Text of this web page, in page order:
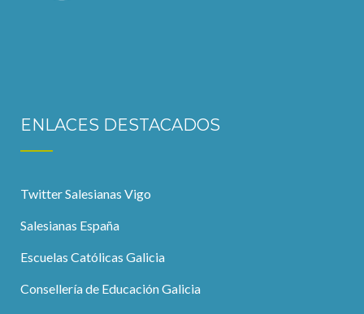
ENLACES DESTACADOS
Twitter Salesianas Vigo
Salesianas España
Escuelas Católicas Galicia
Consellería de Educación Galicia